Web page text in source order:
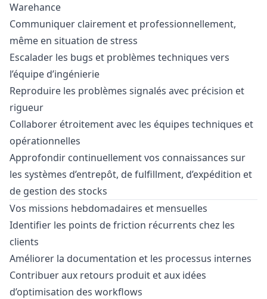
Warehance
Communiquer clairement et professionnellement,
même en situation de stress
Escalader les bugs et problèmes techniques vers
l’équipe d’ingénierie
Reproduire les problèmes signalés avec précision et
rigueur
Collaborer étroitement avec les équipes techniques et
opérationnelles
Approfondir continuellement vos connaissances sur
les systèmes d’entrepôt, de fulfillment, d’expédition et
de gestion des stocks
Vos missions hebdomadaires et mensuelles
Identifier les points de friction récurrents chez les
clients
Améliorer la documentation et les processus internes
Contribuer aux retours produit et aux idées
d’optimisation des workflows